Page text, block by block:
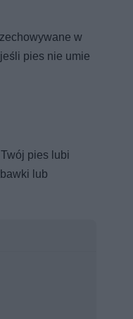
w
pies nie umie
pies lubi
lub